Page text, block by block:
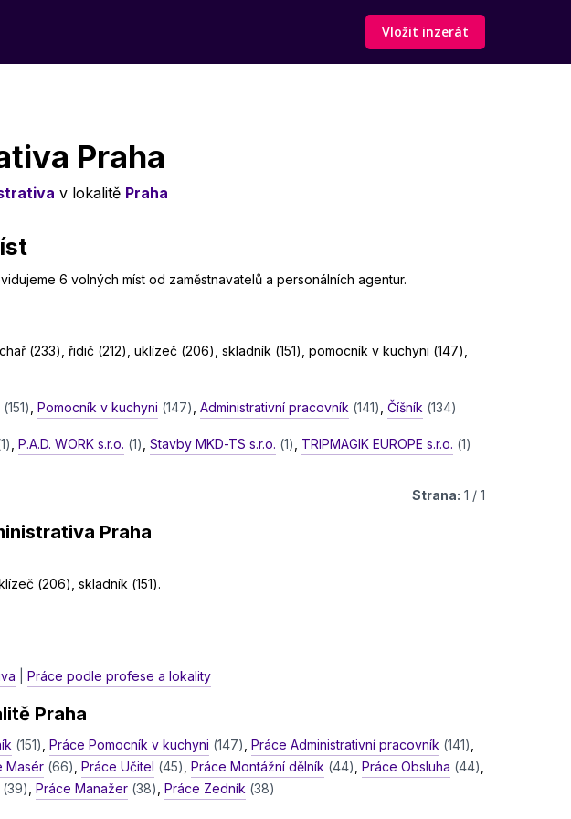
Vložit inzerát
Praha
v lokalitě Praha
6 volných míst od zaměstnavatelů a personálních agentur.
(233), řidič (212), uklízeč (206), skladník (151), pomocník v kuchyni (147),
(151) ,Pomocník v kuchyni (147) ,Administrativní pracovník (141) ,Číšník (134)
,P.A.D. WORK s.r.o. (1) ,Stavby MKD-TS s.r.o. (1) TRIPMAGIK EUROPE s.r.o. (1)
Strana: 1 / 1
Praha
(206), skladník (151).
Práce podle profese a lokality
Praha
(151) ,Práce Pomocník v kuchyni (147) ,Práce Administrativní pracovník (141)
Masér (66) Práce Učitel (45) Práce Montážní dělník (44) Práce Obsluha (44)
(39) Práce Manažer (38) Práce Zedník (38)